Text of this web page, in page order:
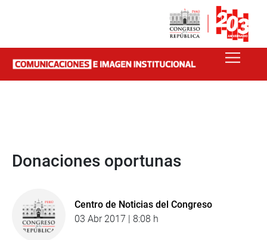
Donaciones oportunas
Centro de Noticias del Congreso
03 Abr 2017 | 8:08 h